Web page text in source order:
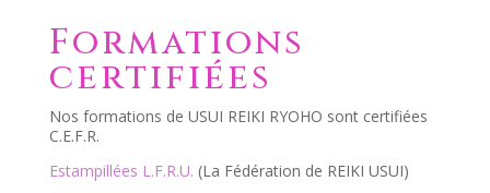
Formations
certifiées
Nos formations de USUI REIKI RYOHO sont certifiées
C.E.F.R.
Estampillées L.F.R.U. (La Fédération de REIKI USUI)